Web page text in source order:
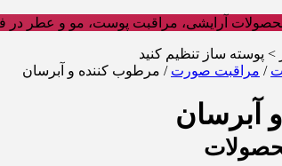
آرایشی، مراقبت پوست، مو و عطر در
> پوسته ساز تنظیم کنید
/ مراقبت صورت / مرطوب کننده و آبرسان
آبرسان